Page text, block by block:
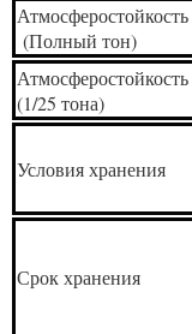
Атмосферостойкость
(Полный тон)
Атмосферостойкость
(1/25 тона)
Условия хранения
Срок хранения